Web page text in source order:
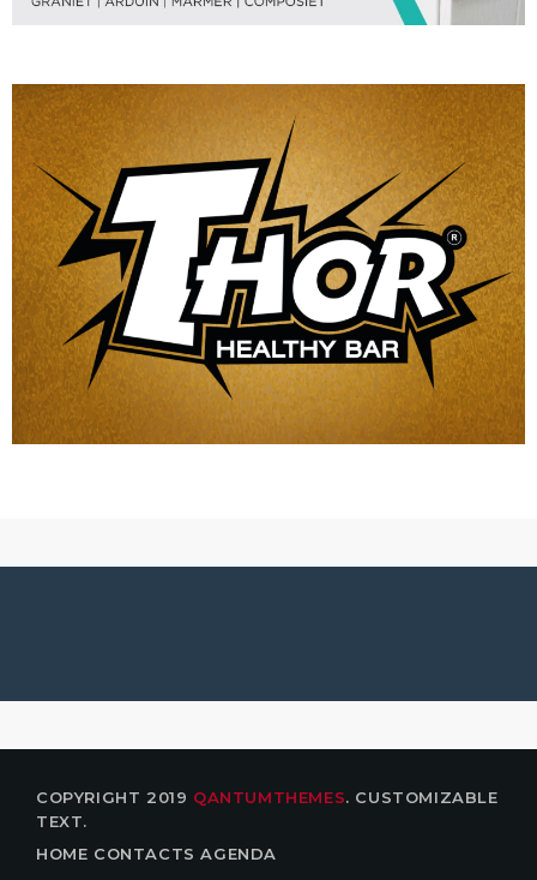
COPYRIGHT 2019 QANTUMTHEMES. CUSTOMIZABLE
TEXT.
HOME CONTACTS AGENDA